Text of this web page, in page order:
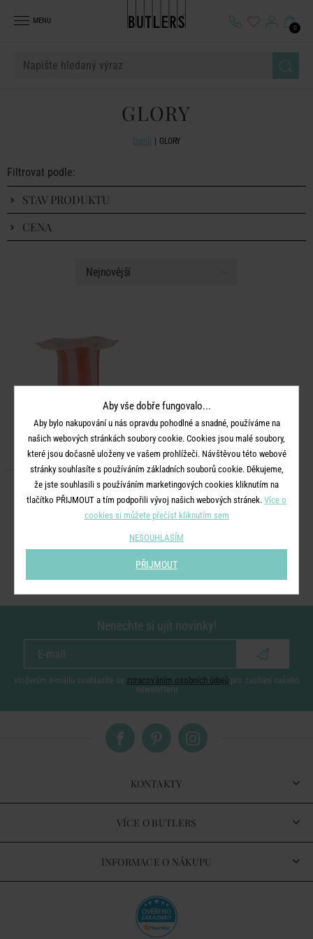
MENU
0
GLORY
Domů GLORY
Filtrovat podle:
STAV PRODUKTU
CENA
GLORY
Váza 30 cm - růžová/červená
Nenechte si ujít novinky!
vložením e-mailu souhlasíte se zpracováním osobních údajů pro zasílání našeho
newsletteru
KONTAKTY
VÍCE O BUTLERS
INFORMACE O NÁKUPU
Aby vše dobře fungovalo...
Aby bylo nakupování u nás opravdu pohodlné a snadné, používáme na
našich webových stránkách soubory cookie. Cookies jsou malé soubory,
které jsou dočasně uloženy ve vašem prohlížeči. Návštěvou této webové
stránky souhlasíte s používáním základních souborů cookie. Děkujeme,
že jste souhlasili s používáním marketingových cookies kliknutím na
tlačítko PŘIJMOUT a tím podpořili vývoj našich webových stránek. Více o
cookies si můžete přečíst kliknutím sem
NESOUHLASÍM
PŘIJMOUT